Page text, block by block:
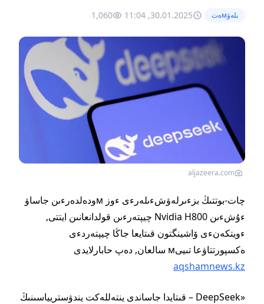
بلەۋмەت 30.01.2025, 11:04
1,060
aljazeera.com
چات-بوتتىڭ بزءىرلەۋشءىلەرءى ءوز мودەلدەرءىن جاساۋ
ءۇشءىن Nvidia H800 چيپتەرءىن قولدانعانىن ايتتى,
ءويتكەنءى ۆاشينگتون قىتايعا جاڭا چيپتەردءى
ەكسپورتتاۋعا تىيىм سالعان, دەپ حابارلايدى
aqshamnews.kz
«DeepSeek – قىتايدا جاساندى ينتەللەكت يندۋستريياسىنىڭ